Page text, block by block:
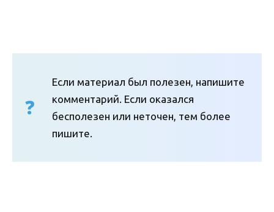
Если материал был полезен, напишите
комментарий. Если оказался
бесполезен или неточен, тем более
пишите.